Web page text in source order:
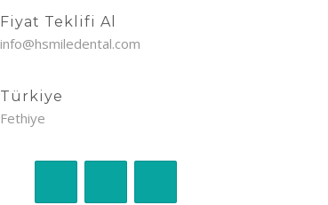
Fiyat Teklifi Al
info@hsmiledental.com
Türkiye
Fethiye